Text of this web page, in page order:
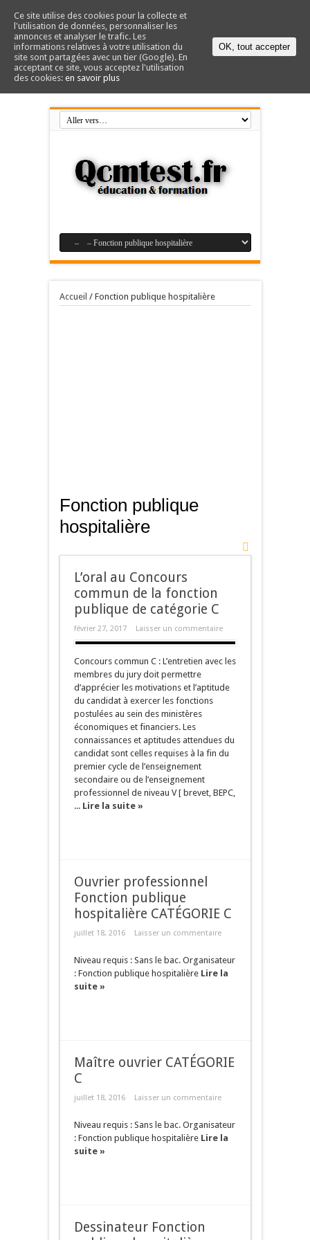
Accueil / Fonction publique hospitalière
Fonction publique
hospitalière
L’oral au Concours
commun de la fonction
publique de catégorie C
février 27, 2017 Laisser un commentaire
Concours commun C : L’entretien avec les
membres du jury doit permettre
d’apprécier les motivations et l’aptitude
du candidat à exercer les fonctions
postulées au sein des ministères
économiques et financiers. Les
connaissances et aptitudes attendues du
candidat sont celles requises à la fin du
premier cycle de l’enseignement
secondaire ou de l’enseignement
professionnel de niveau V [ brevet, BEPC,
... Lire la suite »
Ouvrier professionnel
Fonction publique
hospitalière CATÉGORIE C
juillet 18, 2016 Laisser un commentaire
Niveau requis : Sans le bac. Organisateur
: Fonction publique hospitalière Lire la
suite »
Maître ouvrier CATÉGORIE
C
juillet 18, 2016 Laisser un commentaire
Niveau requis : Sans le bac. Organisateur
: Fonction publique hospitalière Lire la
suite »
Dessinateur Fonction
Ce site utilise des cookies pour la collecte et
l'utilisation de données, personnaliser les
annonces et analyser le trafic. Les
informations relatives à votre utilisation du
site sont partagées avec un tier (Google). En
acceptant ce site, vous acceptez l'utilisation
des cookies: en savoir plus
OK, tout accepter